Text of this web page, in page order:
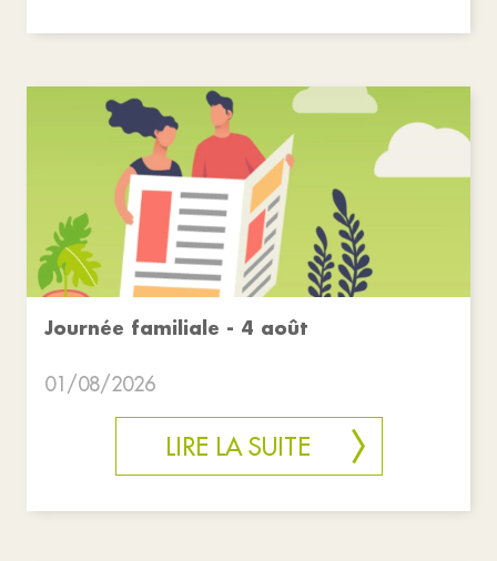
Journée familiale - 4 août
01/08/2026
LIRE LA SUITE